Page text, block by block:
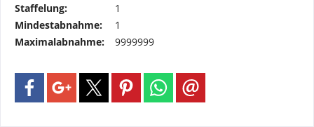
Staffelung:
1
Mindestabnahme:
1
Maximalabnahme:
9999999